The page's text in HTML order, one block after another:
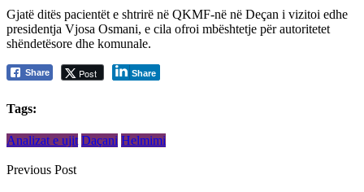
Gjatë ditës pacientët e shtrirë në QKMF-në në Deçan i vizitoi edhe
presidentja Vjosa Osmani, e cila ofroi mbështetje për autoritetet
shëndetësore dhe komunale.
Share Post Share
Tags:
Analizat e ujit Daçani Helmimi
Previous Post